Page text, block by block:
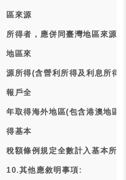
區來源
所得者，應併同臺灣地區來源
地區來
源所得(含營利所得及利息所得
報戶全
年取得海外地區(包含港澳地區
得基本
稅額條例規定全數計入基本所
10.其他應敘明事項: